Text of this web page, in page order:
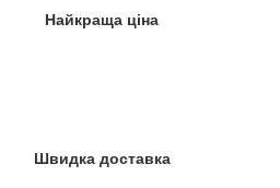
Найкраща ціна
Швидка доставка